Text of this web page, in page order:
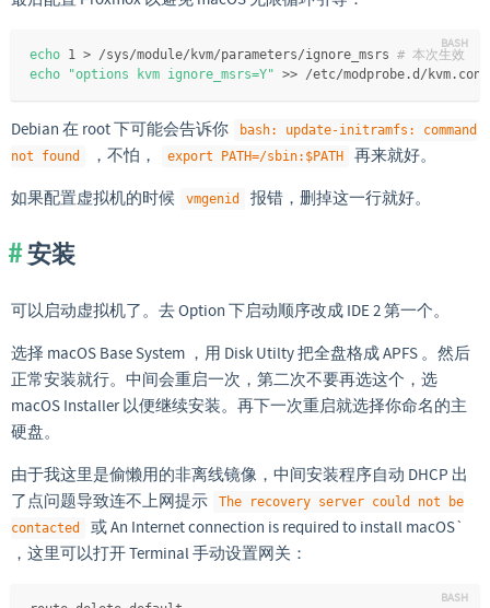
echo 1 > /sys/module/kvm/parameters/ignore_msrs # 本次生效
echo
"options kvm ignore_msrs=Y" >> /etc/modprobe.d/
Debian 在 root 下可能会告诉你
bash: update-initramfs: command
not found
，不怕， export PATH=/sbin:$PATH
再来就好。
如果配置虚拟机的时候
vmgenid 报错，删掉这一行就好。
安装
可以启动虚拟机了。去 Option 下启动顺序改成 IDE 2 第一个。
选择 macOS Base System ，用 Disk Utilty 把全盘格成 APFS 。然后
正常安装就行。中间会重启一次，第二次不要再选这个，选
macOS Installer 以便继续安装。再下一次重启就选择你命名的主
硬盘。
由于我这里是偷懒用的非离线镜像，中间安装程序自动 DHCP 出
了点问题导致连不上网提示
The recovery server could not be
contacted
或 An Internet connection is required to install macOS`
，这里可以打开 Terminal 手动设置网关：